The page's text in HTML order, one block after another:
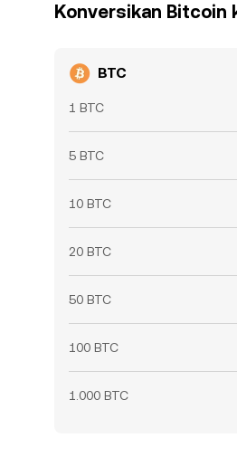
Konversikan Bitcoin
BTC
1 BTC
5 BTC
10 BTC
20 BTC
50 BTC
100 BTC
1.000 BTC